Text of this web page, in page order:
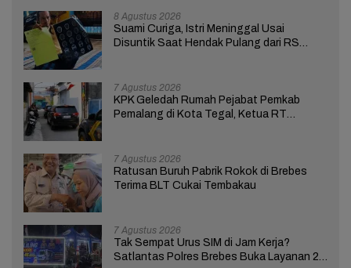
8 Agustus 2026
Suami Curiga, Istri Meninggal Usai
Disuntik Saat Hendak Pulang dari RS
7 Agustus 2026
KPK Geledah Rumah Pejabat Pemkab
Pemalang di Kota Tegal, Ketua RT
7 Agustus 2026
Ratusan Buruh Pabrik Rokok di Brebes
Terima BLT Cukai Tembakau
7 Agustus 2026
Tak Sempat Urus SIM di Jam Kerja?
Satlantas Polres Brebes Buka Layanan 24